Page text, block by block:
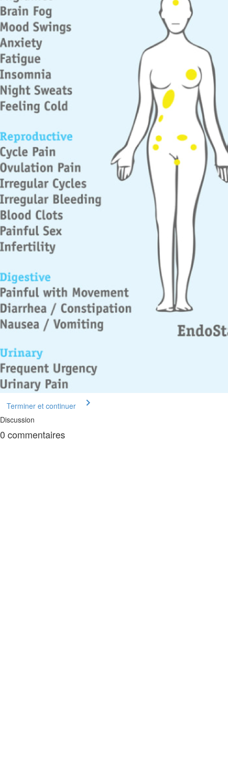
Terminer et continuer
Discussion
0 commentaires